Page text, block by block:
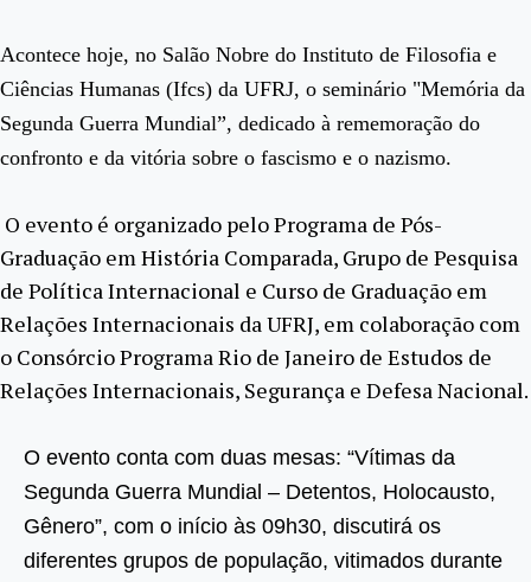
Acontece hoje, no Salão Nobre do Instituto de Filosofia e
Ciências Humanas (Ifcs) da UFRJ, o seminário "Memória da
Segunda Guerra Mundial”, dedicado à rememoração do
confronto e da vitória sobre o fascismo e o nazismo.
O evento é organizado pelo Programa de Pós-
Graduação em História Comparada, Grupo de Pesquisa
de Política Internacional e Curso de Graduação em
Relações Internacionais da UFRJ, em colaboração com
o Consórcio Programa Rio de Janeiro de Estudos de
Relações Internacionais, Segurança e Defesa Nacional.
O evento conta com duas mesas: “Vítimas da
Segunda Guerra Mundial – Detentos, Holocausto,
Gênero”, com o início às 09h30, discutirá os
diferentes grupos de população, vitimados durante